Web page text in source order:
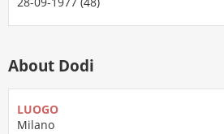
About Dodi
LUOGO
Milano